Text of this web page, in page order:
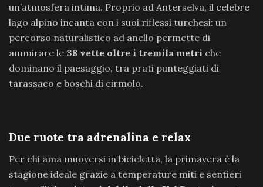
un’atmosfera intima. Proprio ad Anterselva, il celebre
lago alpino incanta con i suoi riflessi turchesi: un
percorso naturalistico ad anello permette di
ammirare le 38 vette oltre i tremila metri che
dominano il paesaggio, tra prati punteggiati di
tarassaco e boschi di cirmolo.
Due ruote tra adrenalina e relax
Per chi ama muoversi in bicicletta, la primavera è la
stagione ideale grazie a temperature miti e sentieri